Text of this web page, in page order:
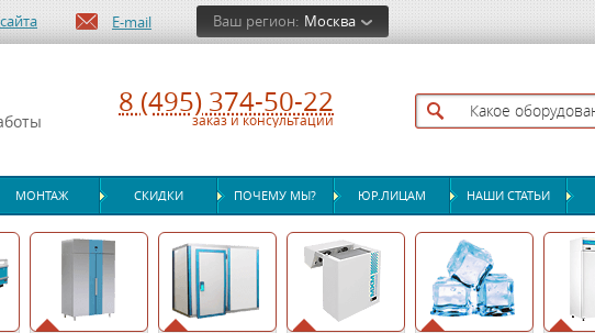
E-mail Ваш регион: Москва
8 (495) 374-50-22
заказ и консультации
МОНТАЖ СКИДКИ ПОЧЕМУ МЫ? ЮР.ЛИЦАМ НАШИ СТАТЬИ